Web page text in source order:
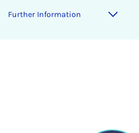
Further Information